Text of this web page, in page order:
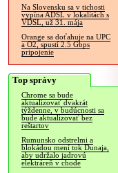
Na Slovensku sa v tichosti
vypína ADSL v lokalitách s
VDSL, už 31. mája
Orange sa doťahuje na UPC
a O2, spustí 2.5 Gbps
pripojenie
Top správy
Chrome sa bude
aktualizovať dvakrát
týždenne, v budúcnosti sa
bude aktualizovať bez
reštartov
Rumunsko odstrelmi a
blokádou mení tok Dunaja,
aby udržalo jadrovú
elektráreň v chode